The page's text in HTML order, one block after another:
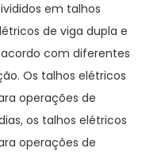
em talhos
de viga dupla e
com diferentes
Os talhos elétricos
operações de
os talhos elétricos
operações de